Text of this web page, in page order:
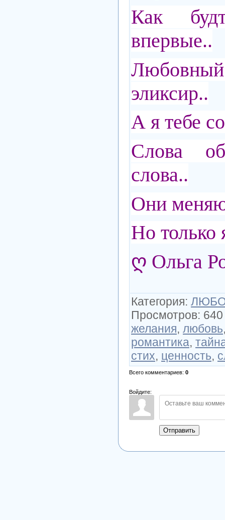
Как
впервые..
эликсир..
А я тебе
Слова
слова..
Они
Но
ღ Ольга
Категория:
Просмотров: 640
желания, любовь
романтика,
стих, ценность,
Всего комментариев: 0
Войдите:
Отправить